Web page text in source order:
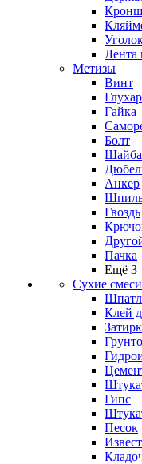
Лента
Метизы
Винт
Гайка
Болт
Шайба
Анкер
Гвоздь
Пачка
Ещё 3
Сухие
Клей
Гипс
Песок